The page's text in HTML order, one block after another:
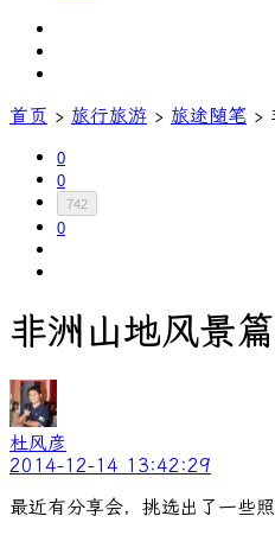
首页 › 旅行旅游 › 旅途随笔 ›
0
0
742
0
非洲山地风景篇
杜风彦
2014-12-14 13:42:29
最近有分享会，挑选出了一些